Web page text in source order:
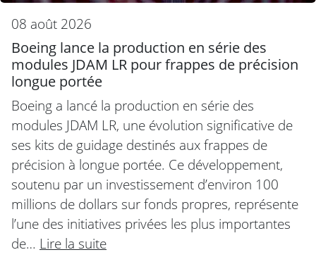
08 août 2026
Boeing lance la production en série des
modules JDAM LR pour frappes de précision
longue portée
Boeing a lancé la production en série des
modules JDAM LR, une évolution significative de
ses kits de guidage destinés aux frappes de
précision à longue portée. Ce développement,
soutenu par un investissement d’environ 100
millions de dollars sur fonds propres, représente
l’une des initiatives privées les plus importantes
de… Lire la suite